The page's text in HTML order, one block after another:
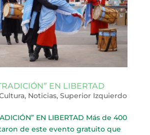
EN LIBERTAD
, Noticias, Superior Izquierdo
EN LIBERTAD Más de 400
de este evento gratuito que